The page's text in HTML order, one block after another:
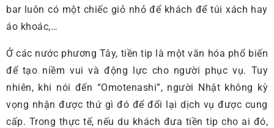
bar luôn có một chiếc giỏ nhỏ để khách để túi xách hay
áo khoác,…
Ở các nước phương Tây, tiền tip là một văn hóa phổ biến
để tạo niềm vui và động lực cho người phục vụ. Tuy
nhiên, khi nói đến “Omotenashi”, người Nhật không kỳ
vọng nhận được thứ gì đó để đổi lại dịch vụ được cung
cấp. Trong thực tế, nếu du khách đưa tiền tip cho ai đó,